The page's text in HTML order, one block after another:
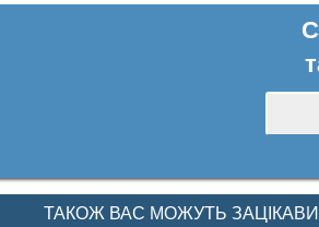
ТАКОЖ ВАС МОЖУТЬ